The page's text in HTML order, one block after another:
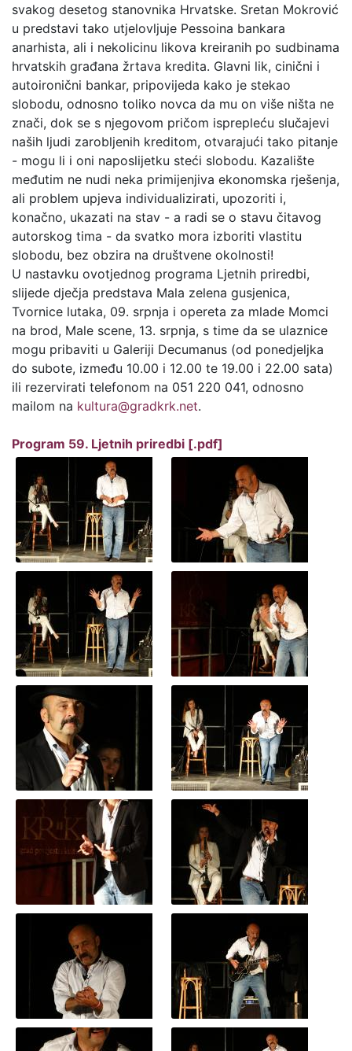
svakog desetog stanovnika Hrvatske. Sretan Mokrović
u predstavi tako utjelovljuje Pessoina bankara
anarhista, ali i nekolicinu likova kreiranih po sudbinama
hrvatskih građana žrtava kredita. Glavni lik, cinični i
autoironični bankar, pripovijeda kako je stekao
slobodu, odnosno toliko novca da mu on više ništa ne
znači, dok se s njegovom pričom isprepleću slučajevi
naših ljudi zarobljenih kreditom, otvarajući tako pitanje
- mogu li i oni naposlijetku steći slobodu. Kazalište
međutim ne nudi neka primijenjiva ekonomska rješenja,
ali problem upjeva individualizirati, upozoriti i,
konačno, ukazati na stav - a radi se o stavu čitavog
autorskog tima - da svatko mora izboriti vlastitu
slobodu, bez obzira na društvene okolnosti!
U nastavku ovotjednog programa Ljetnih priredbi,
slijede dječja predstava Mala zelena gusjenica,
Tvornice lutaka, 09. srpnja i opereta za mlade Momci
na brod, Male scene, 13. srpnja, s time da se ulaznice
mogu pribaviti u Galeriji Decumanus (od ponedjeljka
do subote, između 10.00 i 12.00 te 19.00 i 22.00 sata)
ili rezervirati telefonom na 051 220 041, odnosno
mailom na kultura@gradkrk.net.
Program 59. Ljetnih priredbi [.pdf]